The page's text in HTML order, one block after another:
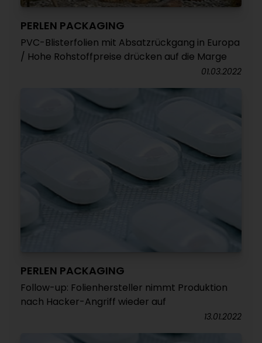
PERLEN PACKAGING
PVC-Blisterfolien mit Absatzrückgang in Europa
/ Hohe Rohstoffpreise drücken auf die Marge
01.03.2022
PERLEN PACKAGING
Follow-up: Folienhersteller nimmt Produktion
nach Hacker-Angriff wieder auf
13.01.2022